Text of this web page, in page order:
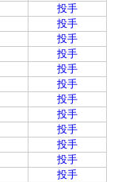
投手
投手
投手
投手
投手
投手
投手
投手
投手
投手
投手
投手